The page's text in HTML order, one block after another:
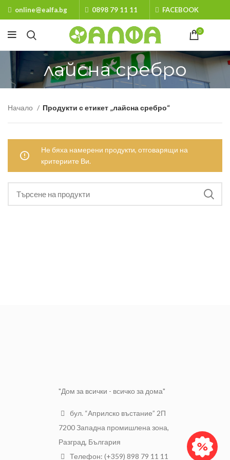
online@ealfa.bg 0898 79 11 11 FACEBOOK
0
лайсна сребро
Начало Продукти с етикет „лайсна сребро“
Не бяха намерени продукти, отговарящи на
критериите Ви.
"Дом за всички - всичко за дома"
бул. “Априлско въстание” 2П
7200 Западна промишлена зона,
Разград, България
Телефон: (+359) 898 79 11 11